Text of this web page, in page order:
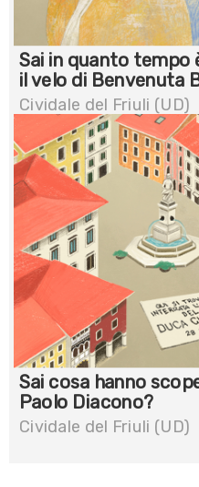
Sai in quanto
il velo di Benvenuta
Cividale del Friuli (UD)
Sai cosa hanno
Paolo Diacono?
Cividale del Friuli (UD)